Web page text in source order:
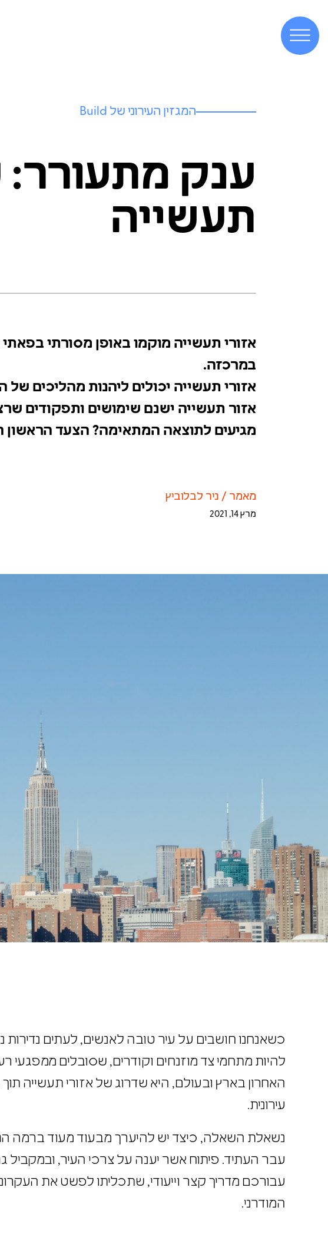
המגזין העירוני של Build
ענק
תעשייה
אזורי תעשייה מוקמו באופן מסורתי
עצמם במרכזה.
אזורי תעשייה יכולים ליהנות
בכל אזור תעשייה ישנם שימושים
אבל איך מגיעים לתוצאה המתאימה?
מאמר /ניר לבלוביץ
מרץ 14, 2021
כשאנחנו חושבים על עיר טובה לאנשים, לעתים
להיות מתחמי צד מוזנחים וקודרים, שסובלים ממפגעי
האחרון בארץ ובעולם, היא שדרוג של אזורי תעשייה
עירונית.
נשאלת השאלה, כיצד יש להיערך מבעוד מעוד ברמה
עבר העתיד. פיתוח אשר יענה על צרכי העיר,
עבורכם מדריך קצר וייעודי, שתכליתו לפשט את
המודרני.